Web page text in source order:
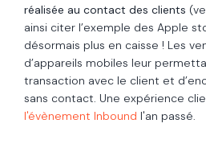
réalisée au contact des clients
ainsi citer l’exemple des Apple
désormais plus en caisse ! Les
d’appareils mobiles leur
transaction avec le client et
sans contact. Une expérience
l'évènement Inbound l'an passé.